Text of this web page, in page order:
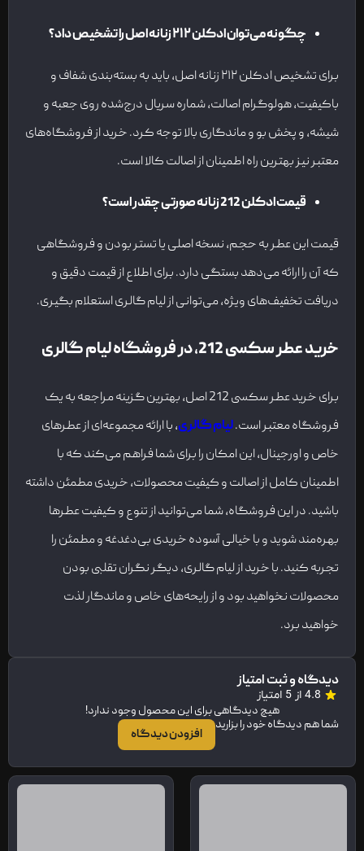
چگونه می‌توان ادکلن ۲۱۲ زنانه اصل را تشخیص داد؟
برای تشخیص ادکلن ۲۱۲ زنانه اصل، باید به بسته‌بندی شفاف و
باکیفیت، هولوگرام اصالت، شماره سریال درج‌شده روی جعبه و
شیشه، و پخش بو و ماندگاری بالا توجه کرد. خرید از فروشگاه‌های
معتبر نیز بهترین راه اطمینان از اصالت کالا است.
قیمت ادکلن 212 زنانه صورتی چقدر است؟
قیمت این عطر به حجم، نسخه اصلی یا تستر بودن و فروشگاهی
که آن را ارائه می‌دهد بستگی دارد. برای اطلاع از قیمت دقیق و
دریافت تخفیف‌های ویژه، می‌توانی از لیام گالری استعلام بگیری.
خرید عطر سکسی 212، در فروشگاه لیام گالری
برای خرید عطر سکسی 212 اصل، بهترین گزینه مراجعه به یک
فروشگاه معتبر است.لیام گالری، با ارائه مجموعه‌ای از عطرهای
خاص و اورجینال، این امکان را برای شما فراهم می‌کند که با
اطمینان کامل از اصالت و کیفیت محصولات، خریدی مطمئن داشته
باشید. در این فروشگاه، شما می‌توانید از تنوع و کیفیت عطرها
بهره‌مند شوید و با خیالی آسوده خریدی بی‌دغدغه و مطمئن را
تجربه کنید. با خرید از لیام گالری، دیگر نگران تقلبی بودن
محصولات نخواهید بود و از رایحه‌های خاص و ماندگار لذت
خواهید برد.
دیدگاه و ثبت امتیاز
4.8 از 5 امتیاز
هیچ دیدگاهی برای این محصول وجود ندارد!
شما هم دیدگاه خود را بزارید
افزودن دیدگاه